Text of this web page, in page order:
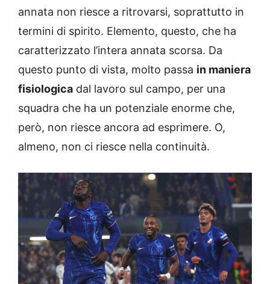
annata non riesce a ritrovarsi, soprattutto in
termini di spirito. Elemento, questo, che ha
caratterizzato l’intera annata scorsa. Da
questo punto di vista, molto passa in maniera
fisiologica dal lavoro sul campo, per una
squadra che ha un potenziale enorme che,
però, non riesce ancora ad esprimere. O,
almeno, non ci riesce nella continuità.